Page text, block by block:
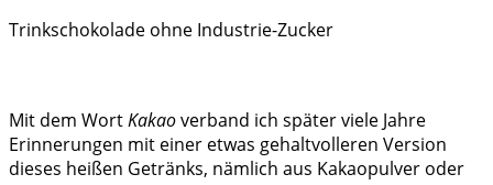
Trinkschokolade ohne Industrie-Zucker
Mit dem WortKakaoverband ich später viele Jahre
Erinnerungen mit einer etwas gehaltvolleren Version
dieses heißen Getränks, nämlich aus Kakaopulver oder